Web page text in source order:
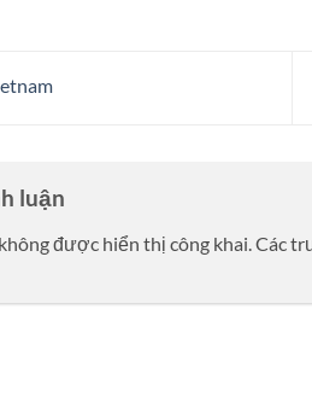
luận
được hiển thị công khai.Các